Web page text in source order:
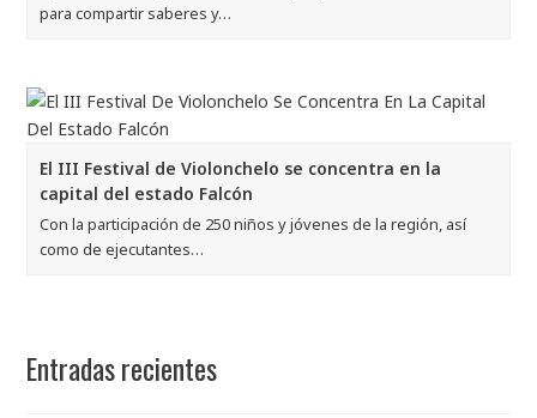
para compartir saberes y…
El III Festival de Violonchelo se concentra en la
capital del estado Falcón
Con la participación de 250 niños y jóvenes de la región, así
como de ejecutantes…
Entradas recientes